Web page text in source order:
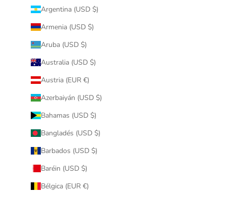
Argentina (USD $)
Armenia (USD $)
Aruba (USD $)
Australia (USD $)
Austria (EUR €)
Azerbaiyán (USD $)
Bahamas (USD $)
Bangladés (USD $)
Barbados (USD $)
Baréin (USD $)
Bélgica (EUR €)